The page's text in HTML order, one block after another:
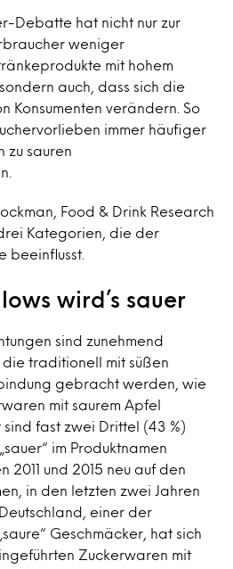
Debatte hat nicht nur zur
weniger
mit hohem
auch, dass sich die
Konsumenten verändern. So
immer häufiger
zu sauren
Food & Drink Research
Kategorien, die der
beeinflusst.
wird’s sauer
sind zunehmend
traditionell mit süßen
gebracht werden, wie
mit saurem Apfel
sind fast zwei Drittel (43 %)
im Produktnamen
2011 und 2015 neu auf den
in den letzten zwei Jahren
einer der
Geschmäcker, hat sich
Zuckerwaren mit